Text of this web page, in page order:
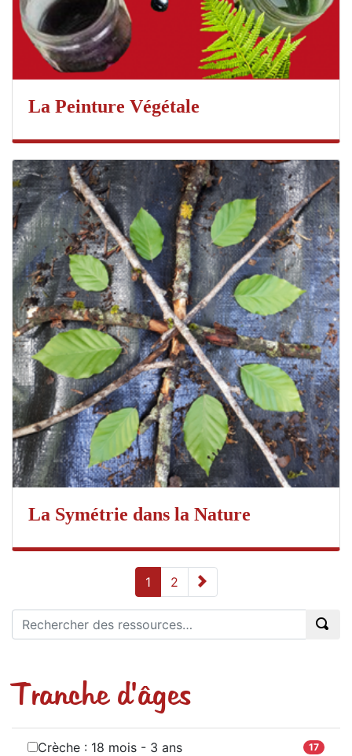
La Peinture Végétale
La Symétrie dans la Nature
1 2
Tranche d'âges
Crèche : 18 mois - 3 ans 17